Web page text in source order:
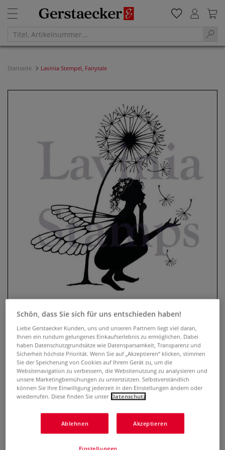
Startseite Lavinia Stempel, Fairytale
Lavinia Stempel, Fairytale
0 Bewertungen
Der transparente Lavinia Stempel, Fairytale ist optimal
geeignet, um mit Hilfe eines Acryl-Stempelblocks
zauberhafte Karten, Einladungen, Scrapbooks u.v.m. zu
gestalten. Selbsthaftend und wiederverwendbar. 8,5 cm x 7
Schön, dass Sie sich für uns entschieden haben!
Liebe Gerstaecker Kunden, uns und unseren Partnern liegt viel daran,
Ihnen ein rundum gelungenes Einkaufserlebnis zu ermöglichen. Dabei
haben Datenschutzgrundsätze wie Datensparsamkeit, Transparenz und
Sicherheit höchste Priorität. Wenn Sie auf „Akzeptieren“ klicken, stimmen
Sie der Speicherung von Cookies auf Ihrem Gerät zu, um die
Websitenavigation zu verbessern, die Websitenutzung zu analysieren und
unsere Marketingbemühungen zu unterstützen. Selbstverständlich
können Sie Ihre Einwilligung jederzeit in den Einstellungen ändern oder
wiederrufen. Diese finden Sie unter Datenschutz
Ablehnen Akzeptieren